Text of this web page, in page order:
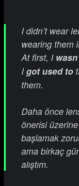
I didn’t wear
wearing them
At first, I
Igot used to
them.
Daha önce
önerisi
başlamak
ama birkaç
alıştım.